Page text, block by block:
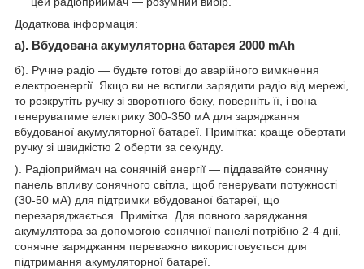
Додаткова інформація:
а). Вбудована акумуляторна батарея 2000 mAh
б). Ручне радіо — будьте готові до аварійного вимкнення
електроенергії. Якщо ви не встигли зарядити радіо від мережі,
то розкрутіть ручку зі зворотного боку, поверніть її, і вона
генеруватиме електрику 300-350 мА для заряджання
вбудованої акумуляторної батареї. Примітка: краще обертати
ручку зі швидкістю 2 оберти за секунду.
). Радіоприймач на сонячній енергії — піддавайте сонячну
панель впливу сонячного світла, щоб генерувати потужності
(30-50 мА) для підтримки вбудованої батареї, що
перезаряджається. Примітка. Для повного заряджання
акумулятора за допомогою сонячної панелі потрібно 2-4 дні,
сонячне заряджання переважно використовується для
підтримання акумуляторної батареї.